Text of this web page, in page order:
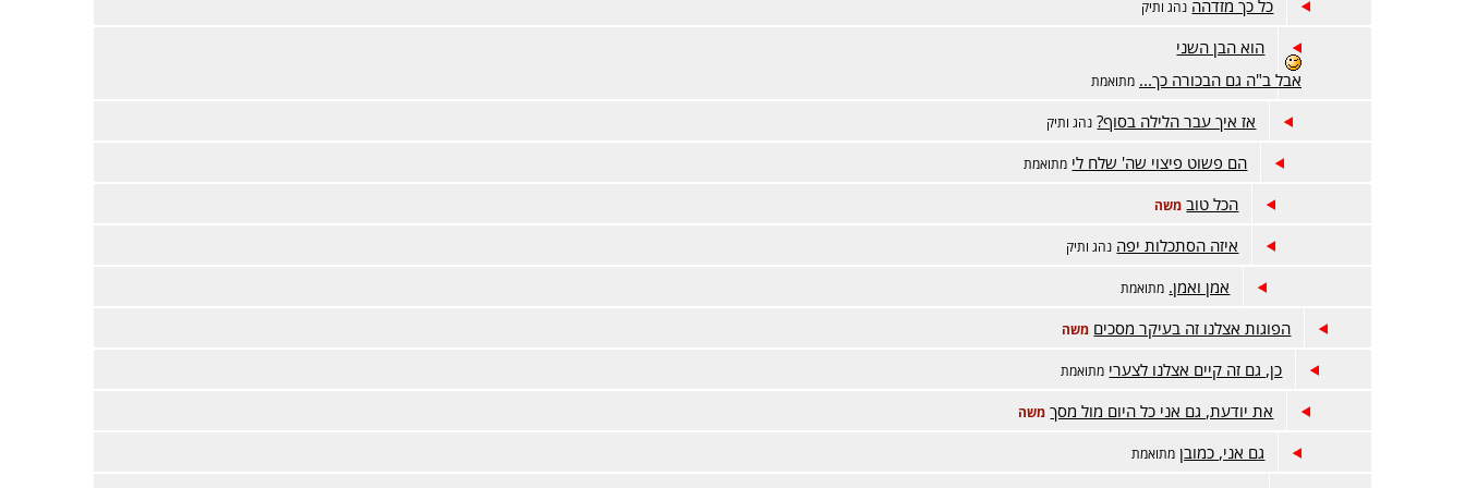
כל כך מזדהה נהג ותיק
הוא הבן השני
אבל ב"ה גם הבכורה כך... מתואמת
אז איך עבר הלילה בסוף? נהג ותיק
הם פשוט פיצוי שה' שלח לי מתואמת
הכל טוב משה
איזה הסתכלות יפה נהג ותיק
אמן ואמן. מתואמת
הפוגות אצלנו זה בעיקר מסכים משה
כן, גם זה קיים אצלנו לצערי מתואמת
את יודעת, גם אני כל היום מול מסך משה
גם אני, כמובן מתואמת